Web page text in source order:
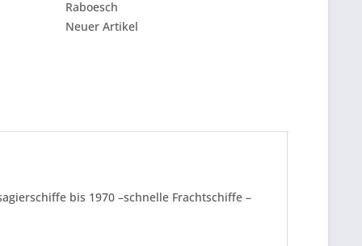
Raboesch
Neuer Artikel
bis 1970 –schnelle Frachtschiffe –